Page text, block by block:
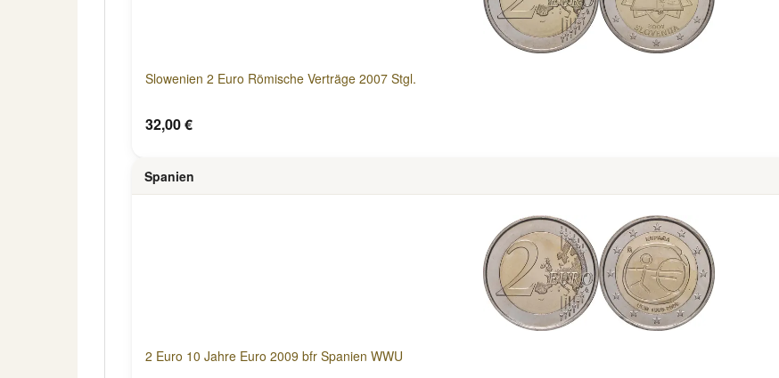
Slowenien 2 Euro Römische Verträge 2007 Stgl.
32,00 €
Spanien
2 Euro 10 Jahre Euro 2009 bfr Spanien WWU